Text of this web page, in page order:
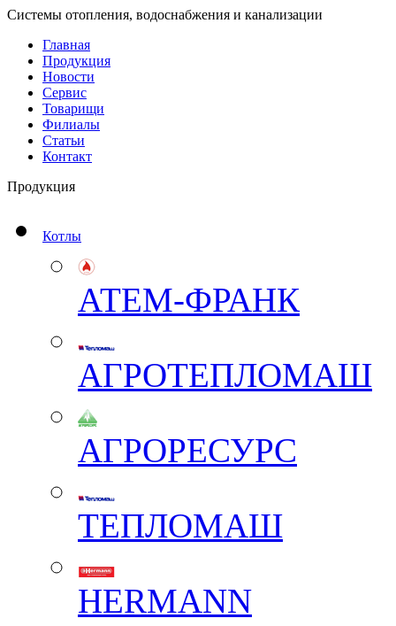
Системы отопления, водоснабжения и канализации
Главная
Продукция
Новости
Сервис
Товарищи
Филиалы
Статьи
Контакт
Продукция
Котлы
АТЕМ-ФРАНК
АГРОТЕПЛОМАШ
АГРОРЕСУРС
ТЕПЛОМАШ
HERMANN